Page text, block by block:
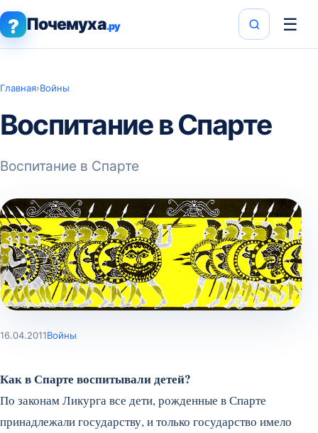
? Почемуха.ру ☰
Главная›Войны
Воспитание в Спарте
Воспитание в Спарте
16.04.2011Войны
Как в Спарте воспитывали детей?
По законам Ликурга все дети, рожденные в Спарте
принадлежали государству, и только государство имело